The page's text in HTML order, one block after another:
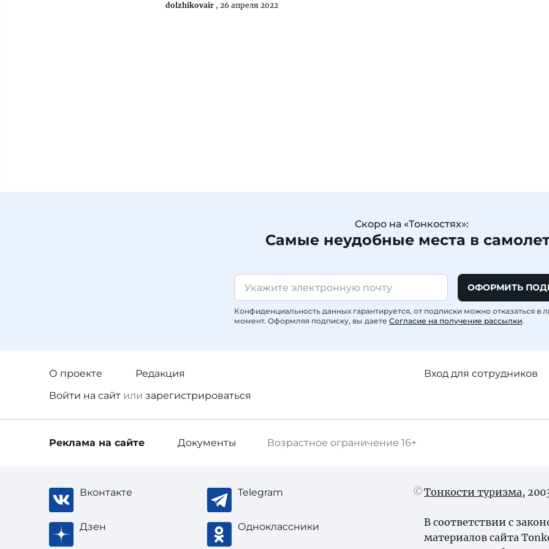
dolzhikovair , 26 апреля 2022
Скоро на «Тонкостях»:
Самые неудобные места в
ОФОРМИТЬ
Конфиденциальность данных гарантируется, от подписки можно отказаться в
момент. Оформляя подписку, вы даете Согласие на получение рассылки.
О проекте
Редакция
Войти на сайт или зарегистрироваться
Вход для сотрудников
Возрастное ограничение 16+
Реклама на сайте Документы
Вконтакте Telegram
Дзен Одноклассники
Тонкости туризма,
В соответствии с
материалов сайта